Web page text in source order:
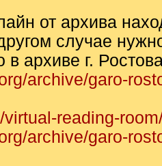
от архива
случае
в архиве г.
archive/garo-
reading-
archive/garo-